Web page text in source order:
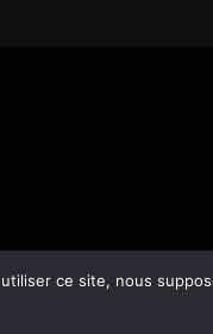
ce site, nous